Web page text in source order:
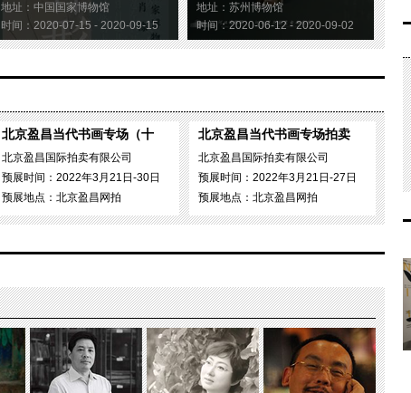
地址：中国国家博物馆
时间：2020-07-15 - 2020-09-15
地址：苏州博物馆
时间：2020-06-12 - 2020-09-02
北京盈昌当代书画专场（十
北京盈昌国际拍卖有限公司
预展时间：2022年3月21日-30日
预展地点：北京盈昌网拍
北京盈昌当代书画专场拍卖
北京盈昌国际拍卖有限公司
预展时间：2022年3月21日-27日
预展地点：北京盈昌网拍